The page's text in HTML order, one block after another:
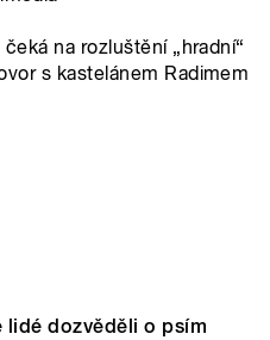
na rozluštění „hradní“
s kastelánem Radimem
lidé dozvěděli o psím